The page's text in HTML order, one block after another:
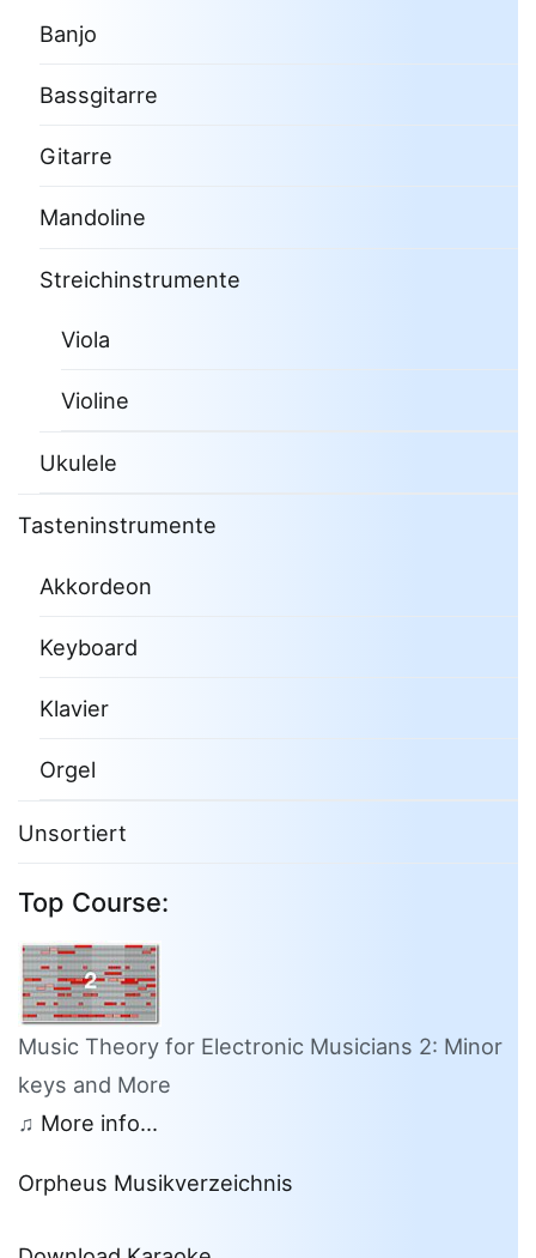
Banjo
Bassgitarre
Gitarre
Mandoline
Streichinstrumente
Viola
Violine
Ukulele
Tasteninstrumente
Akkordeon
Keyboard
Klavier
Orgel
Unsortiert
Top Course:
Music Theory for Electronic Musicians 2: Minor
keys and More
♫ More info...
Orpheus Musikverzeichnis